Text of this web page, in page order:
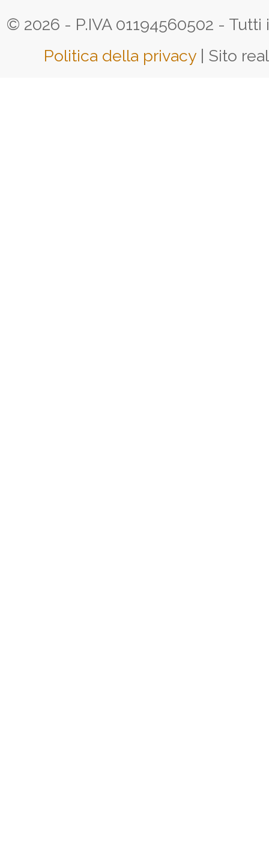
© 2026 - P.IVA 01194560502 -
Politica della privacy | Sito